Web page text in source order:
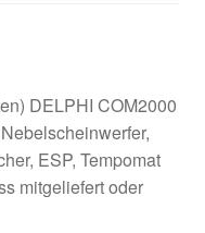
DELPHI COM2000
ESP, Tempomat
mitgeliefert oder